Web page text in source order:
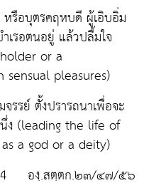
รือบุตรคฤหบดี ผู้เอิบอิ่ม
รอตนอยู่ แล้วปลื้มใจ
or a
sensual pleasures)
รย์ ตั้งปรารถนาเพื่อจะ
นึ่ง (leading the life of
a god or a deity)
องฺ.สตฺตก.๒๓/๔๗/๕๖